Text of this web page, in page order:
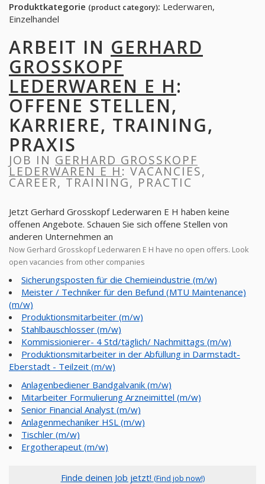
Produktkategorie (product category): Lederwaren,
Einzelhandel
ARBEIT IN GERHARD
GROSSKOPF
LEDERWAREN E H:
OFFENE STELLEN,
KARRIERE, TRAINING,
PRAXIS
JOB IN GERHARD GROSSKOPF
LEDERWAREN E H: VACANCIES,
CAREER, TRAINING, PRACTIC
Jetzt Gerhard Grosskopf Lederwaren E H haben keine
offenen Angebote. Schauen Sie sich offene Stellen von
anderen Unternehmen an
Now Gerhard Grosskopf Lederwaren E H have no open offers. Look
open vacancies from other companies
Sicherungsposten für die Chemieindustrie (m/w)
Meister / Techniker für den Befund (MTU Maintenance)
(m/w)
Produktionsmitarbeiter (m/w)
Stahlbauschlosser (m/w)
Kommissionierer- 4 Std/täglich/ Nachmittags (m/w)
Produktionsmitarbeiter in der Abfüllung in Darmstadt-
Eberstadt - Teilzeit (m/w)
Anlagenbediener Bandgalvanik (m/w)
Mitarbeiter Formulierung Arzneimittel (m/w)
Senior Financial Analyst (m/w)
Anlagenmechaniker HSL (m/w)
Tischler (m/w)
Ergotherapeut (m/w)
Finde deinen Job jetzt! (Find job now!)